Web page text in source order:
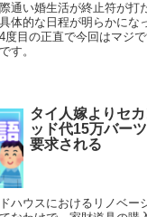
通い婚生活が終止符が打
体的な日程が明らかにな
度目の正直で今回はマジ
す。
タイ人嫁よりセ
ッド代15万バー
要求される
ハウスにおけるリノベー